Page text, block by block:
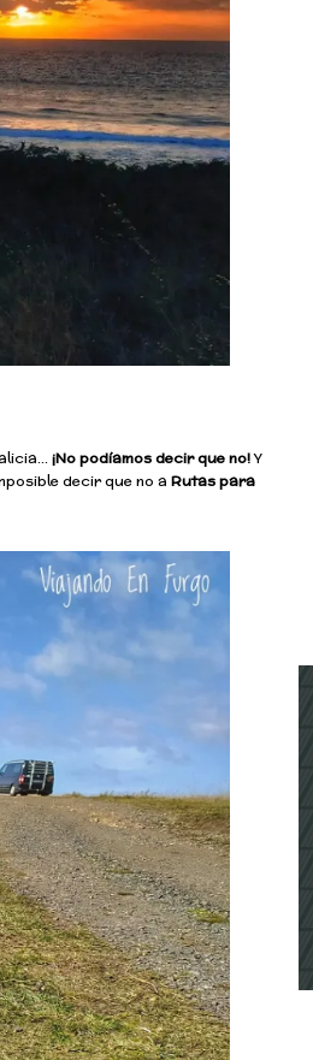
¡No podíamos decir que no!Y
decir que no a Rutas para